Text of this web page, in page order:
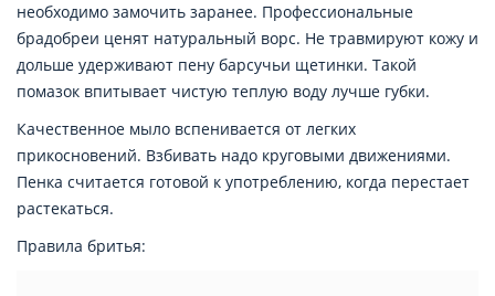
необходимо замочить заранее. Профессиональные
брадобреи ценят натуральный ворс. Не травмируют кожу и
дольше удерживают пену барсучьи щетинки. Такой
помазок впитывает чистую теплую воду лучше губки.
Качественное мыло вспенивается от легких
прикосновений. Взбивать надо круговыми движениями.
Пенка считается готовой к употреблению, когда перестает
растекаться.
Правила бритья: